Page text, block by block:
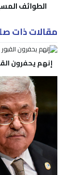
الطوائف
مقالات ذات
إنهم يحفرون